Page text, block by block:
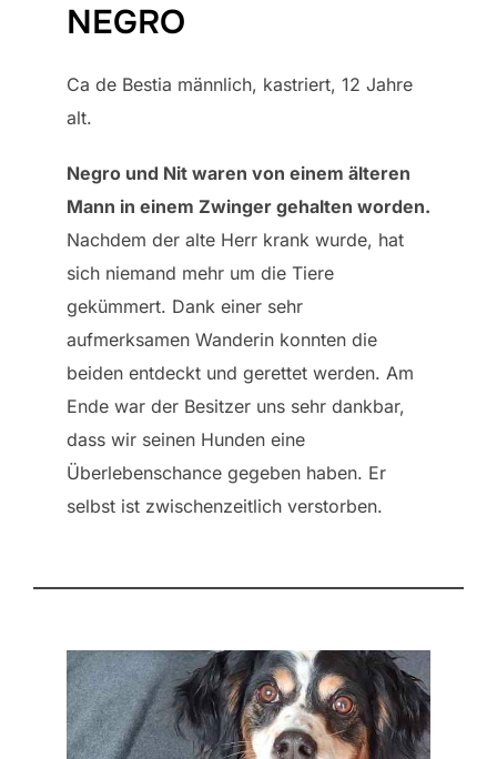
NEGRO
Ca de Bestia männlich, kastriert, 12 Jahre
alt.
Negro und Nit waren von einem älteren
Mann in einem Zwinger gehalten worden.
Nachdem der alte Herr krank wurde, hat
sich niemand mehr um die Tiere
gekümmert. Dank einer sehr
aufmerksamen Wanderin konnten die
beiden entdeckt und gerettet werden. Am
Ende war der Besitzer uns sehr dankbar,
dass wir seinen Hunden eine
Überlebenschance gegeben haben. Er
selbst ist zwischenzeitlich verstorben.